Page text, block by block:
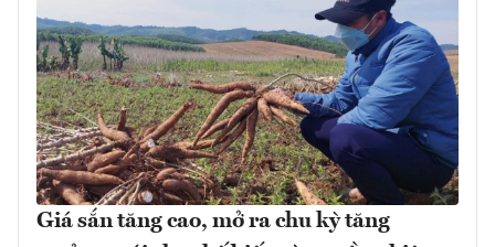
Giá sắn tăng cao, mở ra chu kỳ tăng